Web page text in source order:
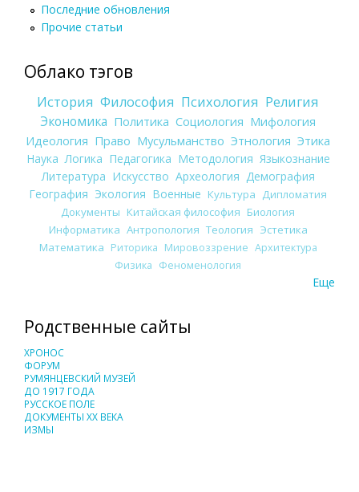
Последние обновления
Прочие статьи
Облако тэгов
История Философия Психология Религия
Экономика Политика Социология Мифология
Идеология Право Мусульманство Этнология Этика
Наука Логика Педагогика Методология Языкознание
Литература Искусство Археология Демография
География Экология Военные Культура
Дипломатия
Документы Китайская философия Биология
Информатика Антропология Теология Эстетика
Математика Риторика Мировоззрение Архитектура
Физика Феноменология
Еще
Родственные сайты
ХРОНОС
ФОРУМ
РУМЯНЦЕВСКИЙ МУЗЕЙ
ДО 1917 ГОДА
РУССКОЕ ПОЛЕ
ДОКУМЕНТЫ XX ВЕКА
ИЗМЫ